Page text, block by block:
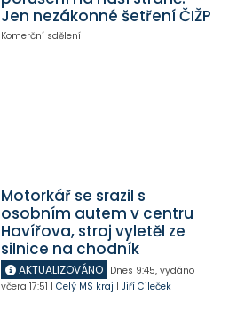
Jen nezákonné šetření ČIŽP
Komerční sdělení
Motorkář se srazil s
osobním autem v centru
Havířova, stroj vyletěl ze
silnice na chodník
AKTUALIZOVÁNO Dnes 9:45, vydáno
včera 17:51 | Celý MS kraj | Jiří Cileček